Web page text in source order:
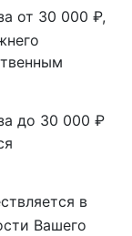
от 30 000 ₽,
до 30 000 ₽
в
Вашего